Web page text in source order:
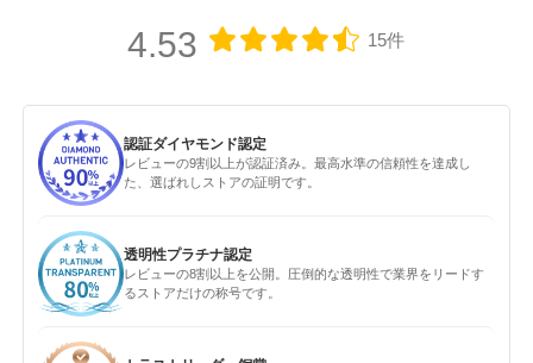
4.53 15件
認証ダイヤモンド認定
レビューの9割以上が認証済み。最高水準の信頼性を達成し
た、選ばれしストアの証明です。
透明性プラチナ認定
レビューの8割以上を公開。圧倒的な透明性で業界をリードす
るストアだけの称号です。